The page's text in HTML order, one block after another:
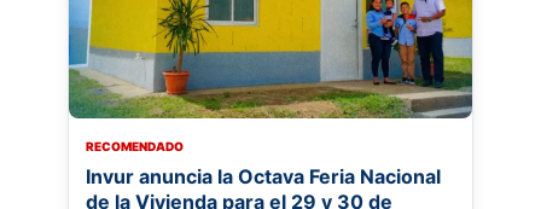
RECOMENDADO
Invur anuncia la Octava Feria Nacional
de la Vivienda para el 29 y 30 de